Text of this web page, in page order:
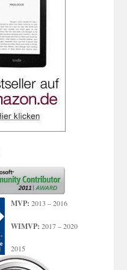
MVP: 2013 – 2016
WIMVP: 2017 – 2020
2015